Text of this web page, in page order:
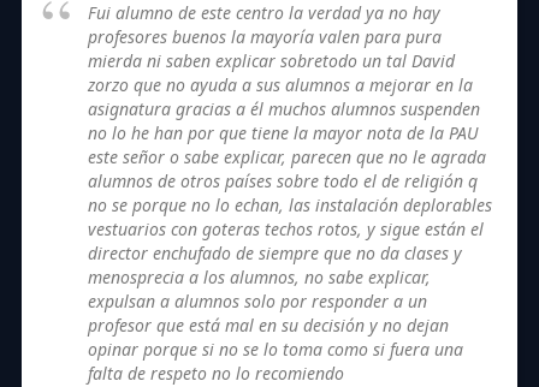
Fui alumno de este centro la verdad ya no hay
profesores buenos la mayoría valen para pura
mierda ni saben explicar sobretodo un tal David
zorzo que no ayuda a sus alumnos a mejorar en la
asignatura gracias a él muchos alumnos suspenden
no lo he han por que tiene la mayor nota de la PAU
este señor o sabe explicar, parecen que no le agrada
alumnos de otros países sobre todo el de religión q
no se porque no lo echan, las instalación deplorables
vestuarios con goteras techos rotos, y sigue están el
director enchufado de siempre que no da clases y
menosprecia a los alumnos, no sabe explicar,
expulsan a alumnos solo por responder a un
profesor que está mal en su decisión y no dejan
opinar porque si no se lo toma como si fuera una
falta de respeto no lo recomiendo